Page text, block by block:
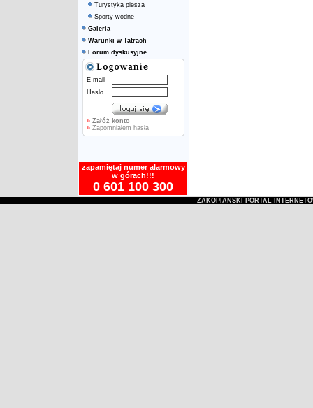
Turystyka piesza
Sporty wodne
Galeria
Warunki w Tatrach
Forum dyskusyjne
E-mail
Hasło
» Załóż konto
»Zapomniałem hasła
zapamiętaj numer alarmowy
w górach!!!
0 601 100 300
ZAKOPIAŃSKI PORTAL